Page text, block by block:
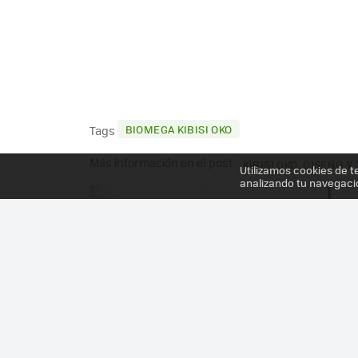
Tags BIOMEGA KIBISI OKO
KIBISI OKO, DISEÑO
Utilizamos cookies de
analizando tu